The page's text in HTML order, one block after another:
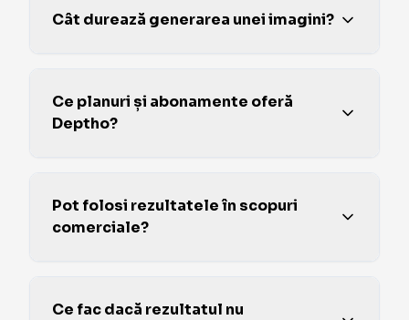
Cât durează generarea unei imagini?
Ce planuri și abonamente oferă
Deptho?
Pot folosi rezultatele în scopuri
comerciale?
Ce fac dacă rezultatul nu